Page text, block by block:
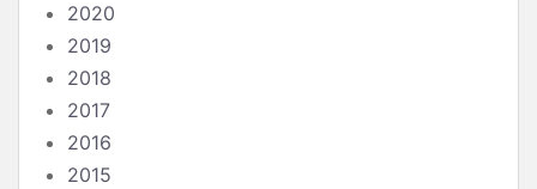
2020
2019
2018
2017
2016
2015